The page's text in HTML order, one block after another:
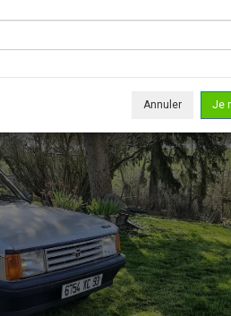
)
Annuler Je